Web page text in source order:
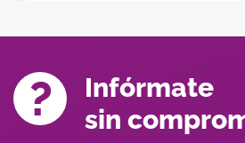
Infórmate
sin